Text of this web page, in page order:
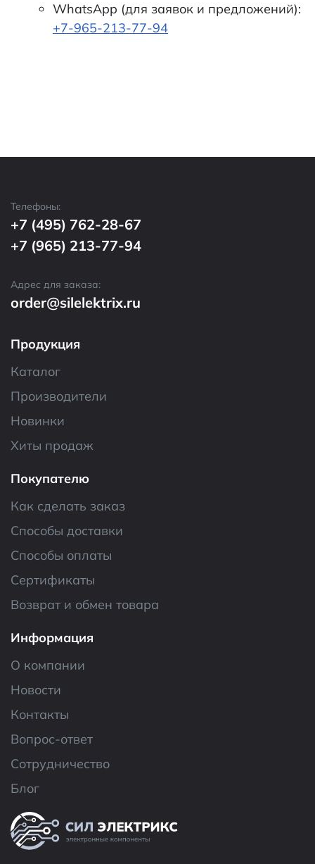
WhatsApp (для заявок и предложений):
+7-965-213-77-94
Телефоны:
+7 (495) 762-28-67
+7 (965) 213-77-94
Адрес для заказа:
order@silelektrix.ru
Продукция
Каталог
Производители
Новинки
Хиты продаж
Покупателю
Как сделать заказ
Способы доставки
Способы оплаты
Сертификаты
Возврат и обмен товара
Информация
О компании
Новости
Контакты
Вопрос-ответ
Сотрудничество
Блог